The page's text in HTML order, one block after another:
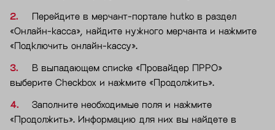
Перейдите в мерчант-портале hutko в раздел
«Онлайн-касса», найдите нужного мерчанта и нажмите
«Подключить онлайн-кассу».
В выпадающем списке «Провайдер ПРРО»
выберите Checkbox и нажмите «Продолжить».
Заполните необходимые поля и нажмите
«Продолжить». Информацию для них вы найдете в